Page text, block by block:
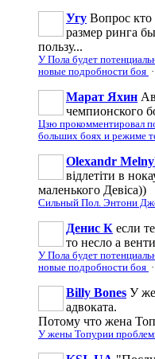
Угу Вопрос
размер ринга
пользу...
У Пола будет
новые подробности боя ·
Марат Яхин
чемпионского
Цзю прокомментировал
больших боях и режиме
Olexandr
відлетіти в
маленького Девіса))
Сильный Пол. Энтони
Денис К если
то несло а
У Пола будет
новые подробности боя ·
Billy Bones У
адвоката.
Потому что жена
У жены Топурии